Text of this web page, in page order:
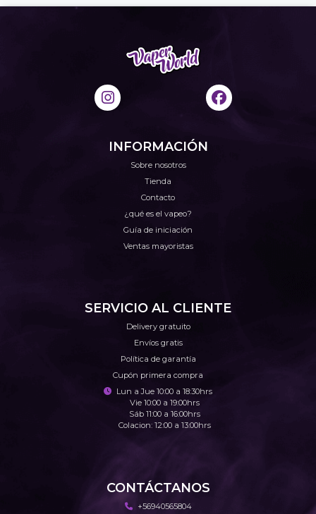
INFORMACIÓN
Sobre nosotros
Tienda
Contacto
¿qué es el vapeo?
Guía de iniciación
Ventas mayoristas
SERVICIO AL CLIENTE
Delivery gratuito
Envíos gratis
Política de garantía
Cupón primera compra
Lun a Jue 10:00 a 18:30hrs
Vie 10:00 a 19:00hrs
Sáb 11:00 a 16:00hrs
Colacion: 12:00 a 13:00hrs
CONTÁCTANOS
+56940565804